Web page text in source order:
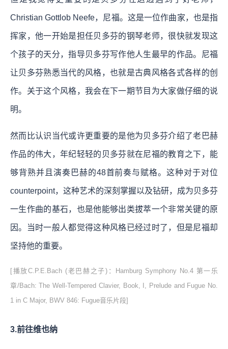
Christian Gottlob Neefe，尼福。这是一位作曲家，也是指
挥家，他一开始是担任贝多芬的钢琴老师，很快就发现这
个孩子的天分，指导贝多芬写作他人生最早的作品。尼福
让贝多芬熟悉当代的风格，也就是古典风格各式各样的创
作。关于这个风格，我会在下一期节目为大家做仔细的说
明。
然而比认识当代或许更重要的是他为贝多芬介绍了老巴赫
作品的伟大，年纪轻轻的贝多芬就在尼福的教育之下，能
够背熟并且演奏巴赫的48首前奏与赋格。这种对于对位
counterpoint，这种艺术的深刻掌握以及钻研，成为贝多芬
一生作曲的基石，也是他能够出类拔萃一个非常关键的原
因。当时一般人都觉得这种风格已经过时了，但是尼福却
坚持他的重要。
[播放C.P.E.Bach (老巴赫之子)：Hamburg Symphony No.4 第一乐
章/Bach: The Well-Tempered Clavier, Book, I, Prelude and Fugue No.
1 in C Major, BWV 846: Fugue音乐片段]
3.前往维也纳